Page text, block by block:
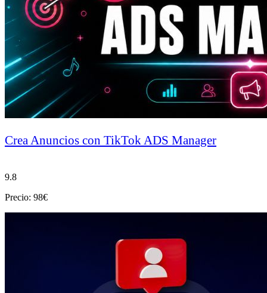
Crea Anuncios con TikTok ADS Manager
9.8
Precio: 98€